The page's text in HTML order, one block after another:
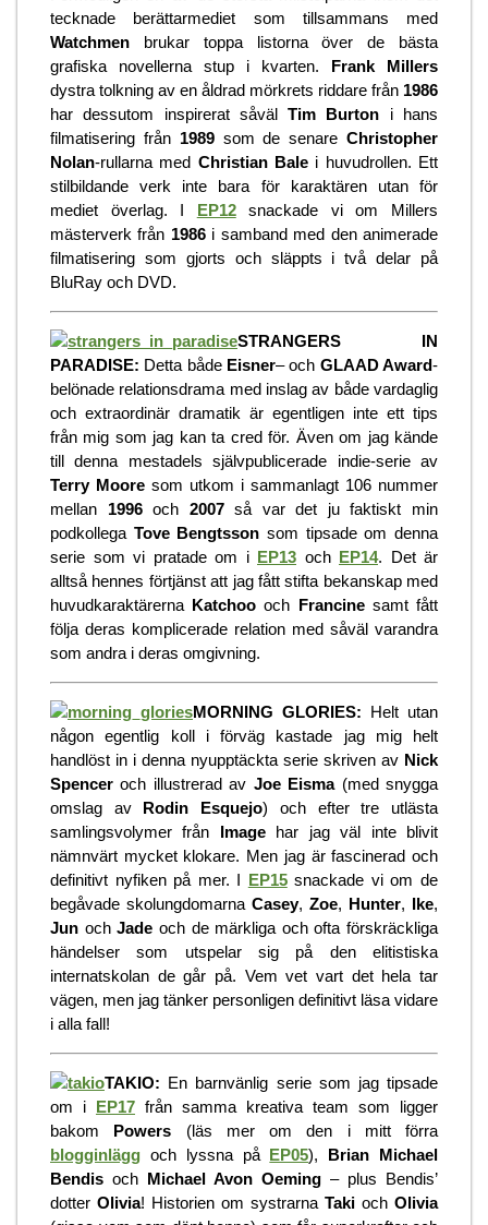
tecknade berättarmediet som tillsammans med
Watchmen brukar toppa listorna över de bästa
grafiska novellerna stup i kvarten. Frank Millers
dystra tolkning av en åldrad mörkrets riddare från 1986
har dessutom inspirerat såvälTim Burton i hans
filmatisering från 1989som de senareChristopher
Nolan-rullarna med Christian Bale i huvudrollen. Ett
stilbildande verk inte bara för karaktären utan för
mediet överlag. I EP12snackade vi om Millers
mästerverk från 1986i samband med den animerade
filmatisering som gjorts och släppts i två delar på
BluRay och DVD.
STRANGERS IN
PARADISE: Detta både Eisner– och GLAAD Award-
belönade relationsdrama med inslag av både vardaglig
och extraordinär dramatik är egentligen inte ett tips
från mig som jag kan ta cred för. Även om jag kände
till denna mestadels självpublicerade indie-serie av
Terry Moore som utkom i sammanlagt 106 nummer
mellan 1996och 2007så var det ju faktiskt min
podkollega Tove Bengtsson som tipsade om denna
serie som vi pratade om i EP13 och EP14. Det är
alltså hennes förtjänst att jag fått stifta bekanskap med
huvudkaraktärerna Katchoo och Francinesamt fått
följa deras komplicerade relation med såväl varandra
som andra i deras omgivning.
MORNING GLORIES: Helt utan
någon egentlig koll i förväg kastade jag mig helt
handlöst in i denna nyupptäckta serie skriven av Nick
Spencer och illustrerad av Joe Eisma(med snygga
omslag av Rodin Esquejo) och efter tre utlästa
samlingsvolymer från Imagehar jag väl inte blivit
nämnvärt mycket klokare. Men jag är fascinerad och
definitivt nyfiken på mer. I EP15snackade vi om de
begåvade skolungdomarna Casey, Zoe, Hunter, Ike,
Jun ochJade och de märkliga och ofta förskräckliga
händelser som utspelar sig på den elitistiska
internatskolan de går på. Vem vet vart det hela tar
vägen, men jag tänker personligen definitivt läsa vidare
i alla fall!
TAKIO: En barnvänlig serie som jag tipsade
om i EP17 från samma kreativa team som ligger
bakom Powers (läs mer om den i mitt förra
blogginlägg och lyssna på EP05), Brian Michael
Bendis och Michael Avon Oeming – plus Bendis’
dotter Olivia! Historien om systrarna Taki och Olivia